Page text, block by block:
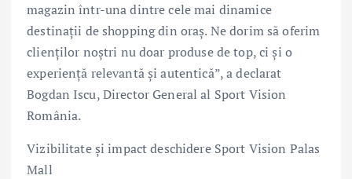
magazin într-una dintre cele mai dinamice
destinații de shopping din oraș. Ne dorim să oferim
clienților noștri nu doar produse de top, ci și o
experiență relevantă și autentică”, a declarat
Bogdan Iscu, Director General al Sport Vision
România.
Vizibilitate și impact deschidere Sport Vision Palas
Mall